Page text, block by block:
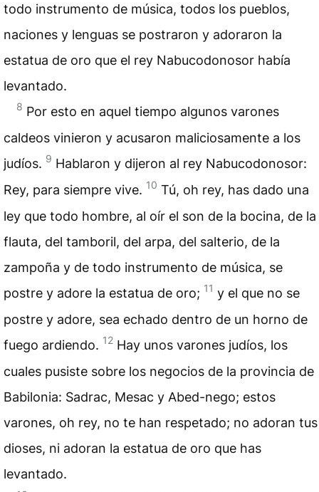
todo instrumento de música, todos los pueblos,
naciones y lenguas se postraron y adoraron la
estatua de oro que el rey Nabucodonosor había
levantado.
8 Por esto en aquel tiempo algunos varones
caldeos vinieron y acusaron maliciosamente a los
judíos. 9 Hablaron y dijeron al rey Nabucodonosor:
Rey, para siempre vive. 10 Tú, oh rey, has dado una
ley que todo hombre, al oír el son de la bocina, de la
flauta, del tamboril, del arpa, del salterio, de la
zampoña y de todo instrumento de música, se
postre y adore la estatua de oro; 11 y el que no se
postre y adore, sea echado dentro de un horno de
fuego ardiendo. 12 Hay unos varones judíos, los
cuales pusiste sobre los negocios de la provincia de
Babilonia: Sadrac, Mesac y Abed-nego; estos
varones, oh rey, no te han respetado; no adoran tus
dioses, ni adoran la estatua de oro que has
levantado.